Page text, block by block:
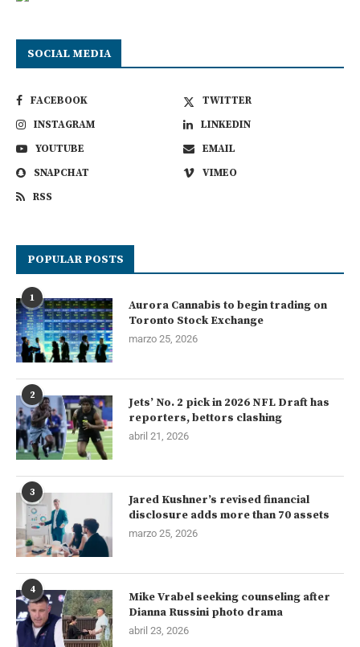
SOCIAL MEDIA
FACEBOOK
TWITTER
INSTAGRAM
LINKEDIN
YOUTUBE
EMAIL
SNAPCHAT
VIMEO
RSS
POPULAR POSTS
1
Aurora Cannabis to begin trading on
Toronto Stock Exchange
marzo 25, 2026
2
Jets’ No. 2 pick in 2026 NFL Draft has
reporters, bettors clashing
abril 21, 2026
3
Jared Kushner’s revised financial
disclosure adds more than 70 assets
marzo 25, 2026
4
Mike Vrabel seeking counseling after
Dianna Russini photo drama
abril 23, 2026